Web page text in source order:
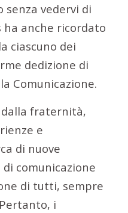
senza vedervi di
ha anche ricordato
ciascuno dei
dedizione di
Comunicazione.
fraternità,
e
di nuove
comunicazione
di tutti, sempre
i